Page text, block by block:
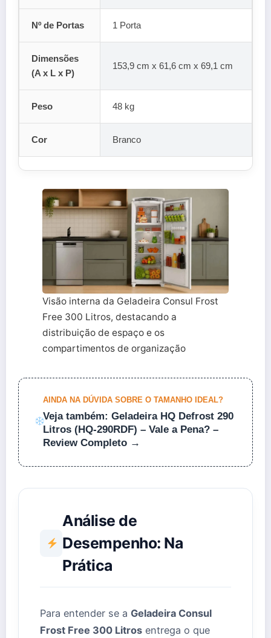
Nº de Portas 1 Porta
Dimensões
(A x L x P)
153,9 cm x 61,6 cm x 69,1 cm
Peso 48 kg
Cor Branco
Visão interna da Geladeira Consul Frost
Free 300 Litros, destacando a
distribuição de espaço e os
compartimentos de organização
AINDA NA DÚVIDA SOBRE O TAMANHO IDEAL?
Veja também: Geladeira HQ Defrost 290
Litros (HQ-290RDF) – Vale a Pena? –
Review Completo →
Análise de
Desempenho: Na
Prática
Para entender se a Geladeira Consul
Frost Free 300 Litros entrega o que